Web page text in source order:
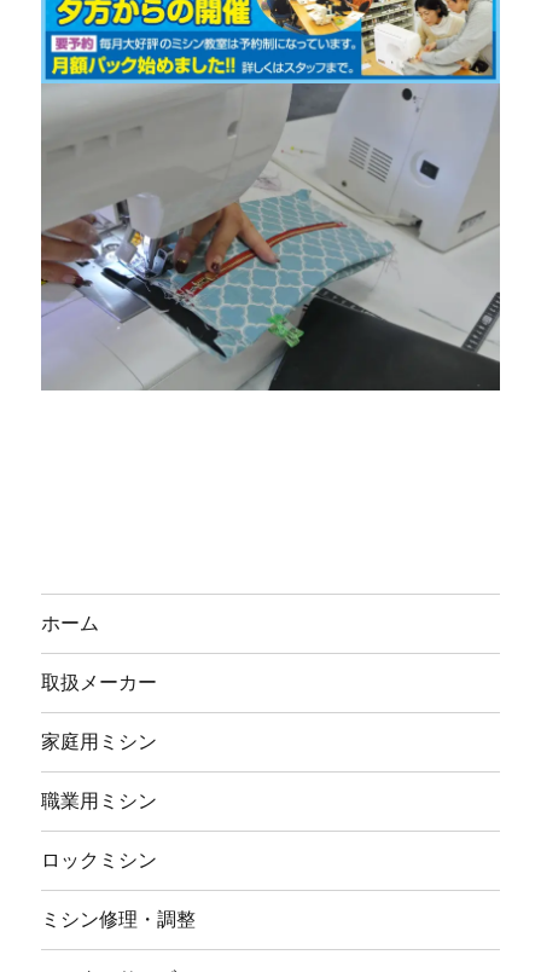
ホーム
取扱メーカー
家庭用ミシン
職業用ミシン
ロックミシン
ミシン修理・調整